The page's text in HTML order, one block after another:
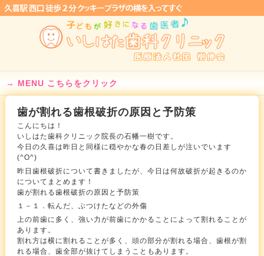
MENU こちらをクリック
歯が割れる歯根破折の原因と予防策
こんにちは！
いしはた歯科クリニック院長の石幡一樹です。
今日の久喜は昨日と同様に穏やかな春の日差しが注いでいます
(^O^)
昨日歯根破折について書きましたが、今日は何故破折が起きるのか
についてまとめます！
歯が割れる歯根破折の原因と予防策
１－１．転んだ、ぶつけたなどの外傷
上の前歯に多く、強い力が前歯にかかることによって割れることが
あります。
割れ方は横に割れることが多く、頭の部分が割れる場合、歯根が割
れる場合、歯全部が抜けてしまうこともあります。